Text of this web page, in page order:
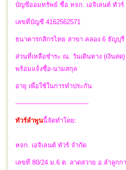
บัญชีออมทรัพย์ ชื่อ หจก. เอจิเลนต์ ทัวร์
เลขที่บัญชี 4162562571
ธนาคารกสิกรไทย สาขา คลอง 6 ธัญบุรี
ส่วนที่เหลือชำระ ณ. วันเดินทาง (เงินส
พร้อมแจ้งชื่อ-นามสกุล
อายุ เพื่อใช้ในการทำประกัน
-------------------------------------
ทัวร์ลำพูนนี้จัดทำโดย:
หจก. เอจิเลนต์ ทัวร์ จำกัด
เลขที่ 80/24 ม.6 ต. ลาดสวาย อ.ลำลูกก